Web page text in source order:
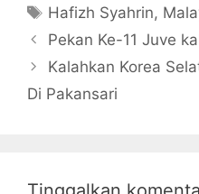
Tag
Hafizh Syahrin,
Pekan Ke-11 Juve
Kalahkan Korea
Di Pakansari